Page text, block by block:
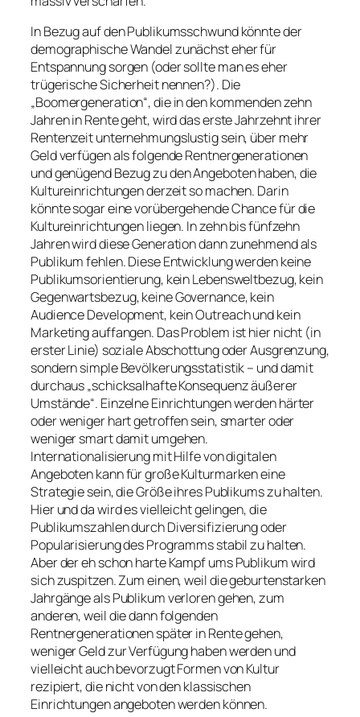
In Bezug auf den Publikumsschwund könnte der
demographische Wandel zunächst eher für
Entspannung sorgen (oder sollte man es eher
trügerische Sicherheit nennen?). Die
„Boomergeneration“, die in den kommenden zehn
Jahren in Rente geht, wird das erste Jahrzehnt ihrer
Rentenzeit unternehmungslustig sein, über mehr
Geld verfügen als folgende Rentnergenerationen
und genügend Bezug zu den Angeboten haben, die
Kultureinrichtungen derzeit so machen. Darin
könnte sogar eine vorübergehende Chance für die
Kultureinrichtungen liegen. In zehn bis fünfzehn
Jahren wird diese Generation dann zunehmend als
Publikum fehlen. Diese Entwicklung werden keine
Publikumsorientierung, kein Lebensweltbezug, kein
Gegenwartsbezug, keine Governance, kein
Audience Development, kein Outreach und kein
Marketing auffangen. Das Problem ist hier nicht (in
erster Linie) soziale Abschottung oder Ausgrenzung,
sondern simple Bevölkerungsstatistik – und damit
durchaus „schicksalhafte Konsequenz äußerer
Umstände“. Einzelne Einrichtungen werden härter
oder weniger hart getroffen sein, smarter oder
weniger smart damit umgehen.
Internationalisierung mit Hilfe von digitalen
Angeboten kann für große Kulturmarken eine
Strategie sein, die Größe ihres Publikums zu halten.
Hier und da wird es vielleicht gelingen, die
Publikumszahlen durch Diversifizierung oder
Popularisierung des Programms stabil zu halten.
Aber der eh schon harte Kampf ums Publikum wird
sich zuspitzen. Zum einen, weil die geburtenstarken
Jahrgänge als Publikum verloren gehen, zum
anderen, weil die dann folgenden
Rentnergenerationen später in Rente gehen,
weniger Geld zur Verfügung haben werden und
vielleicht auch bevorzugt Formen von Kultur
rezipiert, die nicht von den klassischen
Einrichtungen angeboten werden können.